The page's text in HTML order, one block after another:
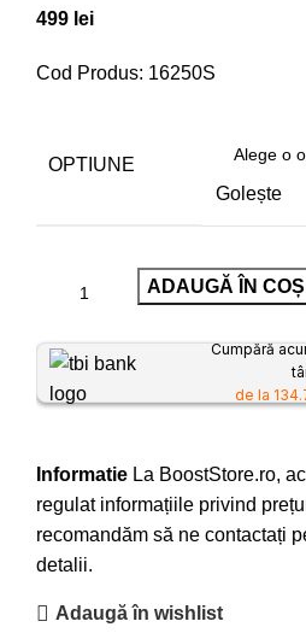
499 lei
Cod Produs: 16250S
OPTIUNE
Golește
ADAUGĂ ÎN COȘ
Cumpără
de la
Informatie La BoostStore.ro,
regulat informațiile privind
recomandăm să ne contactați
detalii.
Adaugă în wishlist